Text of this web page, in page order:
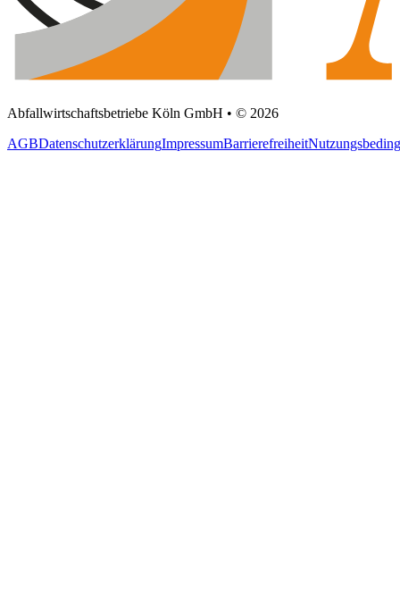
Abfallwirtschaftsbetriebe Köln GmbH • © 2026
AGBDatenschutzerklärungImpressumBarrierefreiheit